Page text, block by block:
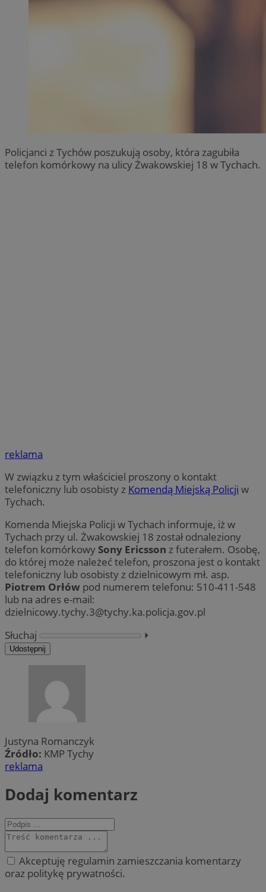
Policjanci z Tychów poszukują osoby, która zagubiła
telefon komórkowy na ulicy Żwakowskiej 18 w Tychach.
reklama
W związku z tym właściciel proszony o kontakt
telefoniczny lub osobisty z Komendą Miejską Policji w
Tychach.
Komenda Miejska Policji w Tychach informuje, iż w
Tychach przy ul. Żwakowskiej 18 został odnaleziony
telefon komórkowy Sony Ericsson z futerałem. Osobę,
do której może należeć telefon, proszona jest o kontakt
telefoniczny lub osobisty z dzielnicowym mł. asp.
Piotrem Orłów pod numerem telefonu: 510-411-548
lub na adres e-mail:
dzielnicowy.tychy.3@tychy.ka.policja.gov.pl
Słuchaj
⏵︎
Udostępnij
Justyna Romanczyk
Źródło: KMP Tychy
reklama
Dodaj komentarz
Akceptuję regulamin zamieszczania komentarzy
oraz politykę prywatności.